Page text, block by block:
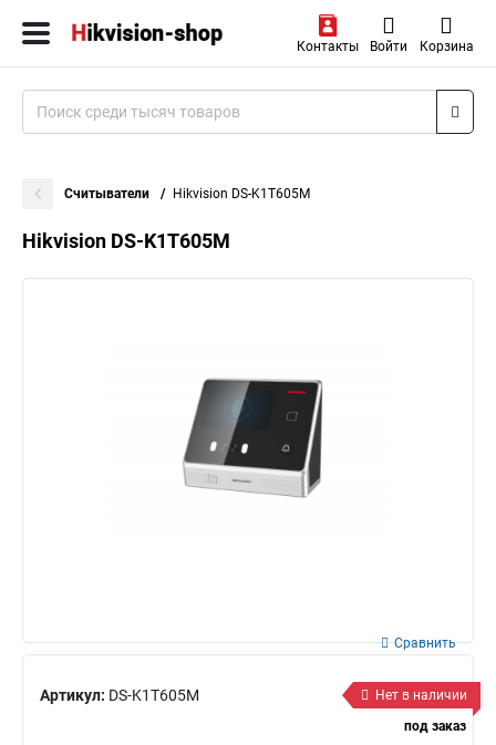
Контакты Войти Корзина
Считыватели Hikvision DS-K1T605M
Hikvision DS-K1T605M
Артикул: DS-K1T605M
Сравнить
Нет в наличии
под заказ